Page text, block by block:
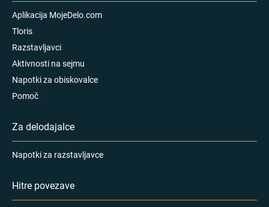
Aplikacija MojeDelo.com
Tloris
Razstavljavci
Aktivnosti na sejmu
Napotki za obiskovalce
Pomoč
Za delodajalce
Napotki za razstavljavce
Hitre povezave